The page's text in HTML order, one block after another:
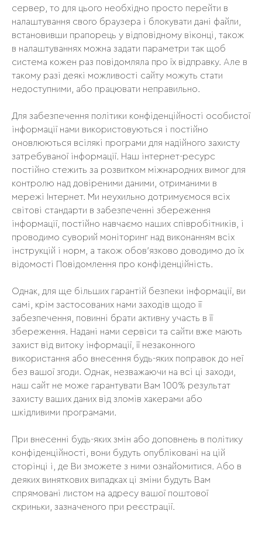
сервер, то для цього необхідно просто перейти в
налаштування свого браузера і блокувати дані файли,
встановивши прапорець у відповідному віконці, також
в налаштуваннях можна задати параметри так щоб
система кожен раз повідомляла про їх відправку. Але в
такому разі деякі можливості сайту можуть стати
недоступними, або працювати неправильно.
Для забезпечення політики конфіденційності особистої
інформації нами використовуються і постійно
оновлюються всілякі програми для надійного захисту
затребуваної інформації. Наш інтернет-ресурс
постійно стежить за розвитком міжнародних вимог для
контролю над довіреними даними, отриманими в
мережі Інтернет. Ми неухильно дотримуємося всіх
світові стандарти в забезпеченні збереження
інформації, постійно навчаємо наших співробітників, і
проводимо суворий моніторинг над виконанням всіх
інструкцій і норм, а також обов'язково доводимо до їх
відомості Повідомлення про конфіденційність.
Однак, для ще більших гарантій безпеки інформації, ви
самі, крім застосованих нами заходів щодо її
забезпечення, повинні брати активну участь в її
збереження. Надані нами сервіси та сайти вже мають
захист від витоку інформації, її незаконного
використання або внесення будь-яких поправок до неї
без вашої згоди. Однак, незважаючи на всі ці заходи,
наш сайт не може гарантувати Вам 100% результат
захисту ваших даних від зломів хакерами або
шкідливими програмами.
При внесенні будь-яких змін або доповнень в політику
конфіденційності, вони будуть опубліковані на цій
сторінці і, де Ви зможете з ними ознайомитися. Або в
деяких виняткових випадках ці зміни будуть Вам
спрямовані листом на адресу вашої поштової
скриньки, зазначеного при реєстрації.
DEVO SOLUTIONS Inc
2093 PHILADELPHIA PIKE
#4624